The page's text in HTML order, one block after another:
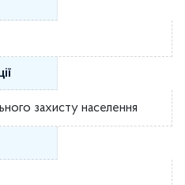
захисту населення